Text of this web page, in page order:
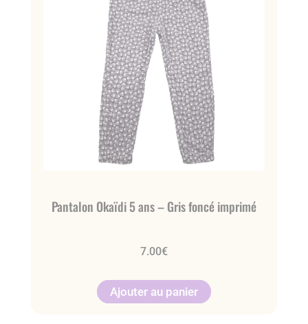
Pantalon Okaïdi 5 ans – Gris foncé imprimé
7.00€
Ajouter au panier